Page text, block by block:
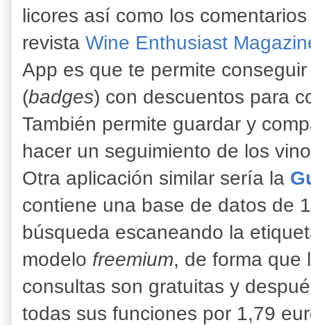
licores así como los
revista Wine Enthusiast
App es que te permite
(badges) con descuentos para
También permite guardar y
hacer un seguimiento de los
Otra aplicación similar sería la
contiene una base de datos de
búsqueda escaneando la
modelo freemium, de forma que
consultas son gratuitas y
todas sus funciones por 1,79